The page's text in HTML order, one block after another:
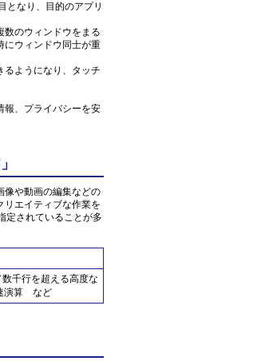
となり、目的のアプリ
数のウィンドウをまる
にウィンドウ同士が重
るようになり、タッチ
報、プライバシーを安
像や動画の編集などの
リエイティブな作業を
定されていることが多
千行を超える高度な
演算 など